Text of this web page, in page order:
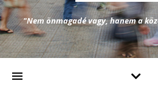
"Nem önmagadé vagy, hanem a